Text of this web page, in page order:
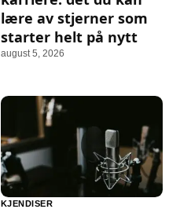
lære av stjerner som
starter helt på nytt
august 5, 2026
KJENDISER